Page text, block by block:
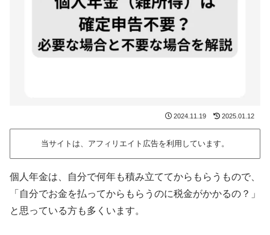
2024.11.19 2025.01.12
当サイトは、アフィリエイト広告を利用しています。
個人年金は、自分で何年も積み立ててからもらうもので、
「自分でお金を払ってからもらうのに税金がかかるの？」
と思っている方も多くいます。